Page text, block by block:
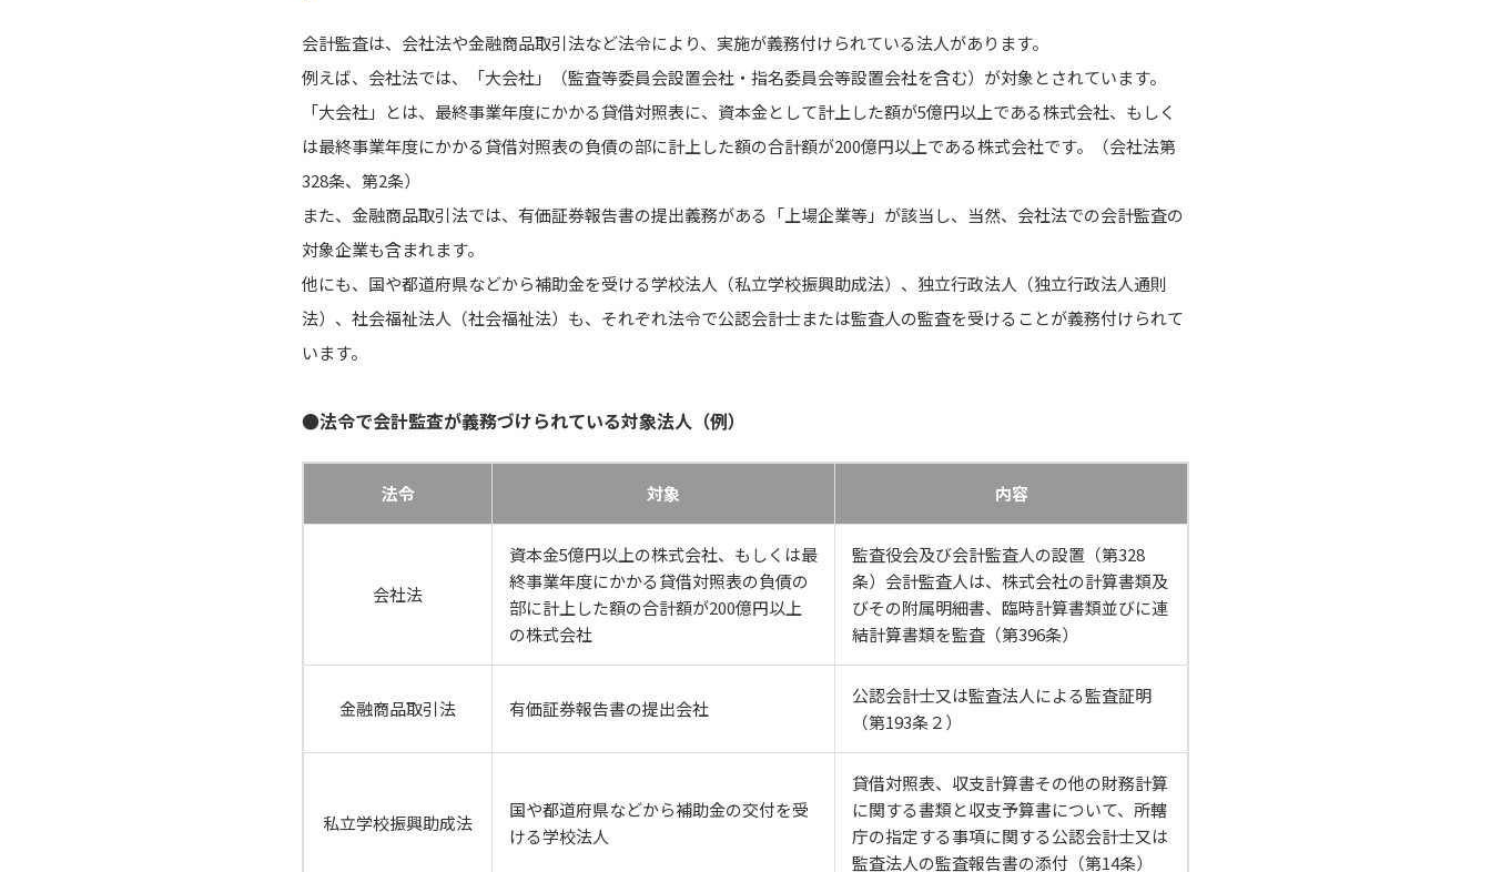
会計監査は、会社法や金融商品取引法など法令により、実施が義務付けられている法人があります。
例えば、会社法では、「大会社」（監査等委員会設置会社・指名委員会等設置会社を含む）が対象とされています。
「大会社」とは、最終事業年度にかかる貸借対照表に、資本金として計上した額が5億円以上である株式会社、もしく
は最終事業年度にかかる貸借対照表の負債の部に計上した額の合計額が200億円以上である株式会社です。（会社法第
328条、第2条）
また、金融商品取引法では、有価証券報告書の提出義務がある「上場企業等」が該当し、当然、会社法での会計監査の
対象企業も含まれます。
他にも、国や都道府県などから補助金を受ける学校法人（私立学校振興助成法）、独立行政法人（独立行政法人通則
法）、社会福祉法人（社会福祉法）も、それぞれ法令で公認会計士または監査人の監査を受けることが義務付けられて
います。
●法令で会計監査が義務づけられている対象法人（例）
法令 対象 内容
会社法
資本⾦5億円以上の株式会社、もしくは最
終事業年度にかかる貸借対照表の負債の
部に計上した額の合計額が200億円以上
の株式会社
監査役会及び会計監査人の設置（第328
条）会計監査人は、株式会社の計算書類及
びその附属明細書、臨時計算書類並びに連
結計算書類を監査（第396条）
金融商品取引法 有価証券報告書の提出会社
公認会計士又は監査法人による監査証明
（第193条２）
私⽴学校振興助成法
国や都道府県などから補助金の交付を受
ける学校法⼈
貸借対照表、収支計算書その他の財務計算
に関する書類と収支予算書について、所轄
庁の指定する事項に関する公認会計士又は
監査法人の監査報告書の添付（第14条）